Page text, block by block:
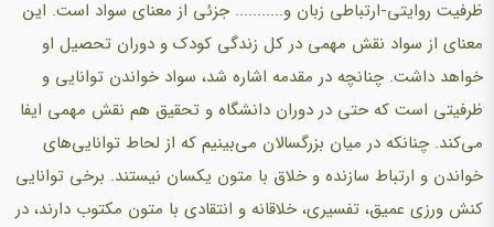
ظرفیت روایتی-ارتباطی زبان و........... جزئی از معنای سواد است. این
معنای از سواد نقش مهمی در کل زندگی کودک و دوران تحصیل او
خواهد داشت. چنانچه در مقدمه اشاره شد، سواد خواندن توانایی و
ظرفیتی است که حتی در دوران دانشگاه و تحقیق هم نقش مهمی ایفا
می‌کند. چنانکه در میان بزرگسالان می‌بینیم که از لحاط توانایی‌های
خواندن و ارتباط سازنده و خلاق با متون یکسان نیستند. برخی توانایی
کنش ورزی عمیق، تفسیری، خلاقانه و انتقادی با متون مکتوب دارند، در